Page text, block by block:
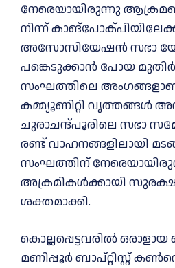
നേരെയായിരുന്നു
നിന്ന്
അസോസിയേഷന്‍ സഭാ
പങ്കെടുക്കാന്‍ പോയ
സംഘത്തിലെ അംഗങ്ങളാണ്
കമ്മ്യൂണിറ്റി വൃത്തങ്ങള്‍
ചുരാചന്ദ്പൂരിലെ സഭാ
രണ്ട് വാഹനങ്ങളിലായി
സംഘത്തിന്
അക്രമികള്‍ക്കായി
ശക്തമാക്കി.
കൊല്ലപ്പെട്ടവരിൽ ഒരാളായ
മണിപ്പൂർ ബാപ്റ്റിസ്റ്റ്